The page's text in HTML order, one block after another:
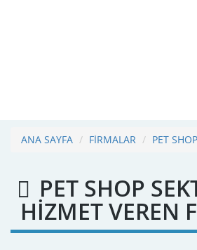
ANA SAYFA FİRMALAR PET SHOP
PET SHOP
HİZMET VEREN